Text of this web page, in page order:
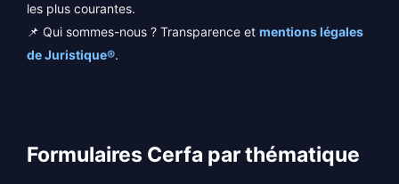
les plus courantes.
📌 Qui sommes-nous ? Transparence et mentions légales
de Juristique®.
Formulaires Cerfa par thématique